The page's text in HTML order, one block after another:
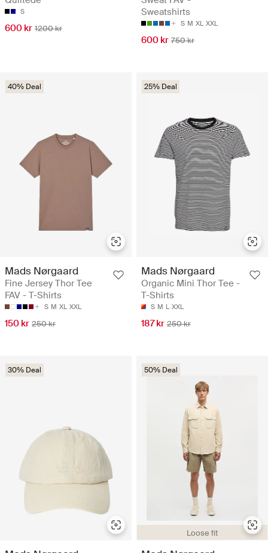
S
600 kr 1200 kr
Sweatshirts
S M XL XXL
600 kr 750 kr
40% Deal
Mads Nørgaard
Fine Jersey Thor Tee
FAV - T-Shirts
S M XL XXL
150 kr 250 kr
25% Deal
Mads Nørgaard
Organic Mini Thor Tee -
T-Shirts
S M L XXL
187 kr 250 kr
30% Deal
Loose fit
50% Deal